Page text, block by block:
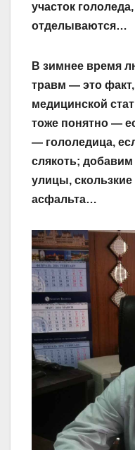
участок
отделываются…
В зимнее время
травм — это
медицинской
тоже понятно —
— гололедица,
слякоть;
улицы, скользкие
асфальта…